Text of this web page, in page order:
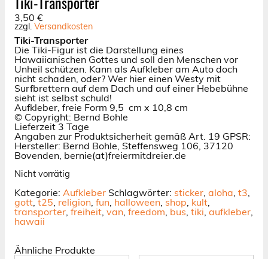
3,50 €
zzgl. Versandkosten
Tiki-Transporter
Die Tiki-Figur ist die Darstellung eines
Hawaiianischen Gottes und soll den Menschen vor
Unheil schützen. Kann als Aufkleber am Auto doch
nicht schaden, oder? Wer hier einen Westy mit
Surfbrettern auf dem Dach und auf einer Hebebühne
sieht ist selbst schuld!
Aufkleber, freie Form 9,5 cm x 10,8 cm
© Copyright: Bernd Bohle
Lieferzeit 3 Tage
Angaben zur Produktsicherheit gemäß Art. 19 GPSR:
Hersteller: Bernd Bohle, Steffensweg 106, 37120
Bovenden, bernie(at)freiermitdreier.de
Nicht vorrätig
Kategorie: Aufkleber Schlagwörter: sticker, aloha, t3,
gott, t25, religion, fun, halloween, shop, kult,
transporter, freiheit, van, freedom, bus, tiki, aufkleber,
hawaii
Ähnliche Produkte